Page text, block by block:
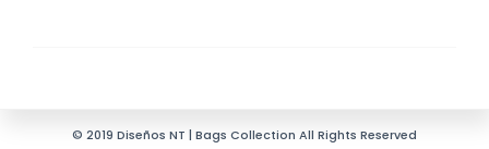
© 2019 Diseños NT | Bags Collection All Rights Reserved